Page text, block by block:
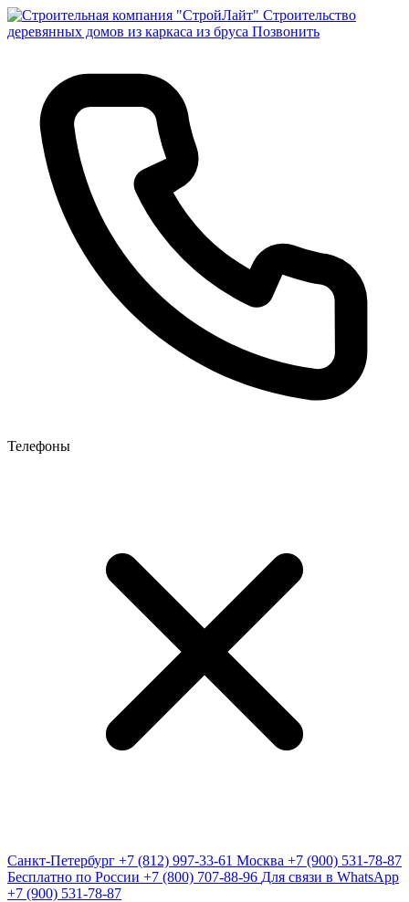
Строительство
деревянных домов из каркаса из бруса Позвонить
Телефоны
Санкт-Петербург +7 (812) 997-33-61 Москва +7 (900) 531-78-87
Бесплатно по России +7 (800) 707-88-96 Для связи в WhatsApp
+7 (900) 531-78-87